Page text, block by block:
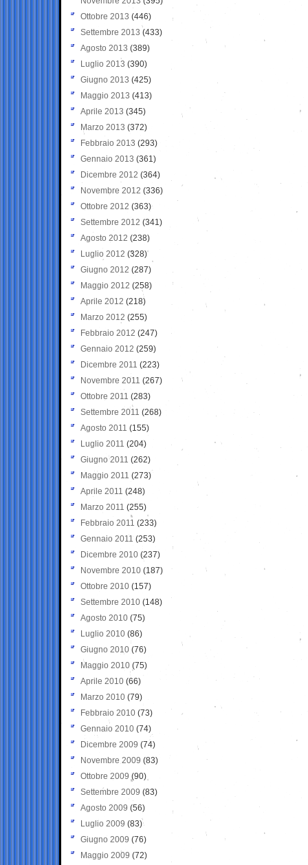
Ottobre 2013 (446)
Settembre 2013 (433)
Agosto 2013 (389)
Luglio 2013 (390)
Giugno 2013 (425)
Maggio 2013 (413)
Aprile 2013 (345)
Marzo 2013 (372)
Febbraio 2013 (293)
Gennaio 2013 (361)
Dicembre 2012 (364)
Novembre 2012 (336)
Ottobre 2012 (363)
Settembre 2012 (341)
Agosto 2012 (238)
Luglio 2012 (328)
Giugno 2012 (287)
Maggio 2012 (258)
Aprile 2012 (218)
Marzo 2012 (255)
Febbraio 2012 (247)
Gennaio 2012 (259)
Dicembre 2011 (223)
Novembre 2011 (267)
Ottobre 2011 (283)
Settembre 2011 (268)
Agosto 2011 (155)
Luglio 2011 (204)
Giugno 2011 (262)
Maggio 2011 (273)
Aprile 2011 (248)
Marzo 2011 (255)
Febbraio 2011 (233)
Gennaio 2011 (253)
Dicembre 2010 (237)
Novembre 2010 (187)
Ottobre 2010 (157)
Settembre 2010 (148)
Agosto 2010 (75)
Luglio 2010 (86)
Giugno 2010 (76)
Maggio 2010 (75)
Aprile 2010 (66)
Marzo 2010 (79)
Febbraio 2010 (73)
Gennaio 2010 (74)
Dicembre 2009 (74)
Novembre 2009 (83)
Ottobre 2009 (90)
Settembre 2009 (83)
Agosto 2009 (56)
Luglio 2009 (83)
Giugno 2009 (76)
Maggio 2009 (72)